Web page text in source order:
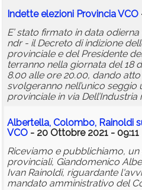
Indette elezioni Provincia VCO
E’ stato firmato in data
ndr - il Decreto di indizione
provinciale e del Presidente
terranno nella giornata del 18
8.00 alle ore 20.00, dando
svolgeranno nell’unico
provinciale in via Dell’Industria
Albertella, Colombo, Rainoldi
VCO - 20 Ottobre 2021 - 09:11
Riceviamo e pubblichiamo,
provinciali, Giandomenico
Ivan Rainoldi, riguardante
mandato amministrativo del